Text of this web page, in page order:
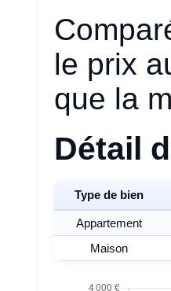
le prix
que la
Détail
Type de bien
Appartement
Maison